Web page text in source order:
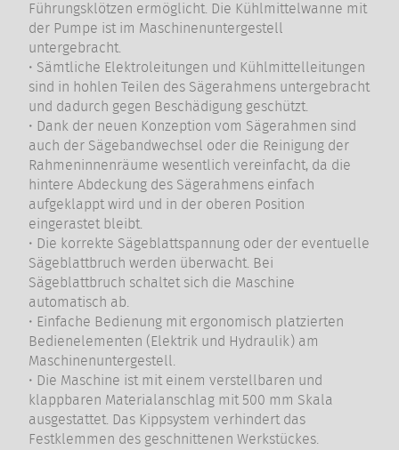
Führungsklötzen ermöglicht. Die Kühlmittelwanne mit
der Pumpe ist im Maschinenuntergestell
untergebracht.
• Sämtliche Elektroleitungen und Kühlmittelleitungen
sind in hohlen Teilen des Sägerahmens untergebracht
und dadurch gegen Beschädigung geschützt.
• Dank der neuen Konzeption vom Sägerahmen sind
auch der Sägebandwechsel oder die Reinigung der
Rahmeninnenräume wesentlich vereinfacht, da die
hintere Abdeckung des Sägerahmens einfach
aufgeklappt wird und in der oberen Position
eingerastet bleibt.
• Die korrekte Sägeblattspannung oder der eventuelle
Sägeblattbruch werden überwacht. Bei
Sägeblattbruch schaltet sich die Maschine
automatisch ab.
• Einfache Bedienung mit ergonomisch platzierten
Bedienelementen (Elektrik und Hydraulik) am
Maschinenuntergestell.
• Die Maschine ist mit einem verstellbaren und
klappbaren Materialanschlag mit 500 mm Skala
ausgestattet. Das Kippsystem verhindert das
Festklemmen des geschnittenen Werkstückes.